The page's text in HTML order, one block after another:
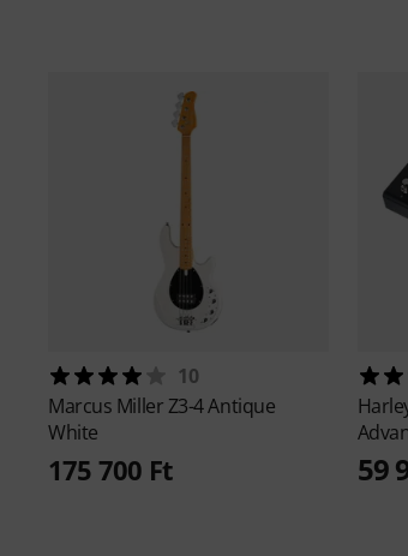
10
Marcus MillerZ3-4 Antique
White
175 700 Ft 59